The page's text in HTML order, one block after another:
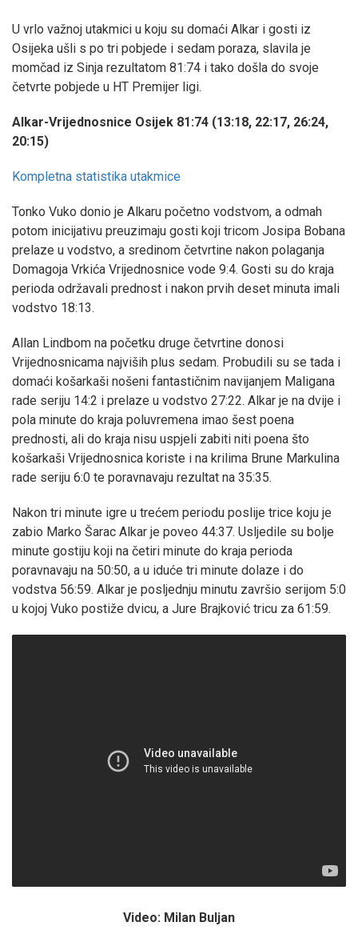
U vrlo važnoj utakmici u koju su domaći Alkar i gosti iz
Osijeka ušli s po tri pobjede i sedam poraza, slavila je
momčad iz Sinja rezultatom 81:74 i tako došla do svoje
četvrte pobjede u HT Premijer ligi.
Alkar-Vrijednosnice Osijek 81:74 (13:18, 22:17, 26:24,
20:15)
Kompletna statistika utakmice
Tonko Vuko donio je Alkaru početno vodstvom, a odmah
potom inicijativu preuzimaju gosti koji tricom Josipa Bobana
prelaze u vodstvo, a sredinom četvrtine nakon polaganja
Domagoja Vrkića Vrijednosnice vode 9:4. Gosti su do kraja
perioda održavali prednost i nakon prvih deset minuta imali
vodstvo 18:13.
Allan Lindbom na početku druge četvrtine donosi
Vrijednosnicama najviših plus sedam. Probudili su se tada i
domaći košarkaši nošeni fantastičnim navijanjem Maligana
rade seriju 14:2 i prelaze u vodstvo 27:22. Alkar je na dvije i
pola minute do kraja poluvremena imao šest poena
prednosti, ali do kraja nisu uspjeli zabiti niti poena što
košarkaši Vrijednosnica koriste i na krilima Brune Markulina
rade seriju 6:0 te poravnavaju rezultat na 35:35.
Nakon tri minute igre u trećem periodu poslije trice koju je
zabio Marko Šarac Alkar je poveo 44:37. Usljedile su bolje
minute gostiju koji na četiri minute do kraja perioda
poravnavaju na 50:50, a u iduće tri minute dolaze i do
vodstva 56:59. Alkar je posljednju minutu završio serijom 5:0
u kojoj Vuko postiže dvicu, a Jure Brajković tricu za 61:59.
Video: Milan Buljan